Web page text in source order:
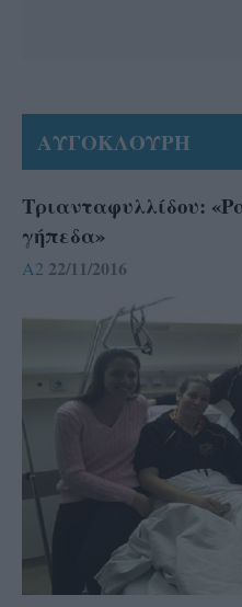
ΑΥΓΟΚΛΟΥΡΗ
Τριανταφυλλίδου:
γήπεδα»
A2 22/11/2016